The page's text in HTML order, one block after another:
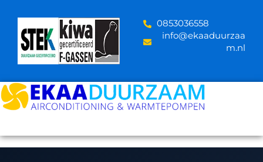
content
‪0853036558
info@ekaaduurzaa
m.nl